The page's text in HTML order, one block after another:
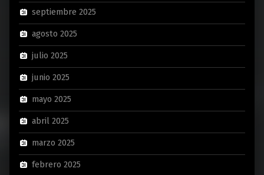
septiembre 2025
agosto 2025
julio 2025
junio 2025
mayo 2025
abril 2025
marzo 2025
febrero 2025